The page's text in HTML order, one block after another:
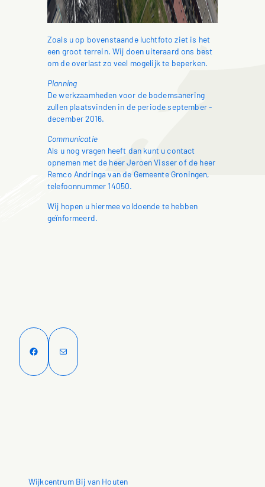
Zoals u op bovenstaande luchtfoto ziet is het
een groot terrein. Wij doen uiteraard ons best
om de overlast zo veel mogelijk te beperken.
Planning
De werkzaamheden voor de bodemsanering
zullen plaatsvinden in de periode september ‐
december 2016.
Communicatie
Als u nog vragen heeft dan kunt u contact
opnemen met de heer Jeroen Visser of de heer
Remco Andringa van de Gemeente Groningen,
telefoonnummer 14050.
Wij hopen u hiermee voldoende te hebben
geïnformeerd.
Facebook E-mail
Wijkcentrum Bij van Houten